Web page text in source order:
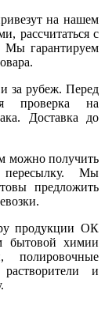
на нашем
рассчитаться с
Мы гарантируем
за рубеж. Перед
проверка на
Доставка до
можно получить
Мы
предложить
продукции ОК
бытовой химии
полировочные
и